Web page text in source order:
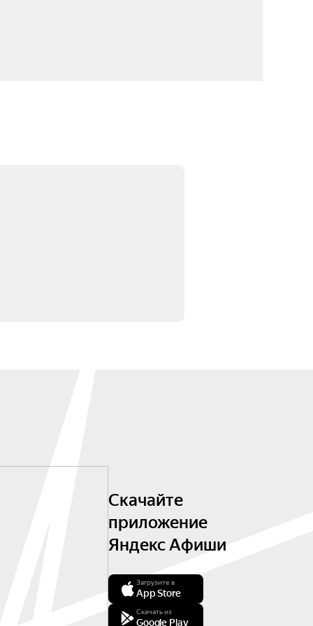
Скачайте
приложение
Яндекс Афиши
Загрузите в
App Store
Скачать из
Google Play